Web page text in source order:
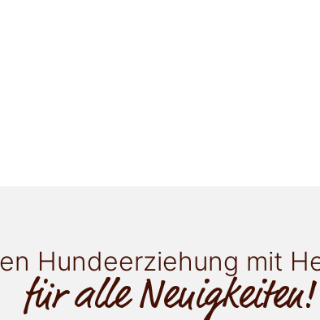
Hundeerziehung mit
für alle Neuigkeiten!